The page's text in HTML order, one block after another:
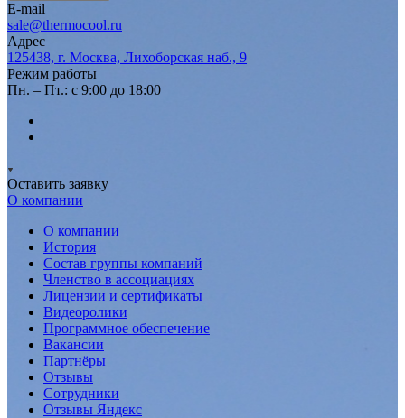
E-mail
sale@thermocool.ru
Адрес
125438, г. Москва, Лихоборская наб., 9
Режим работы
Пн. – Пт.: с 9:00 до 18:00
Оставить заявку
О компании
О компании
История
Состав группы компаний
Членство в ассоциациях
Лицензии и сертификаты
Видеоролики
Программное обеспечение
Вакансии
Партнёры
Отзывы
Сотрудники
Отзывы Яндекс